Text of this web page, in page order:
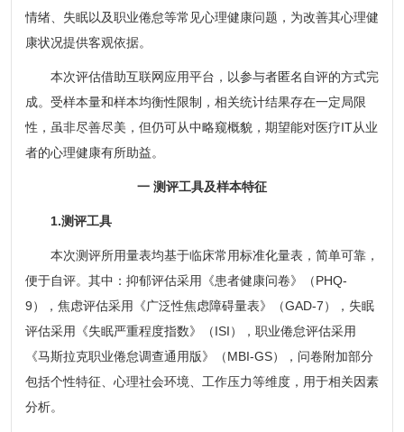
情绪、失眠以及职业倦怠等常见心理健康问题，为改善其心理健
康状况提供客观依据。
本次评估借助互联网应用平台，以参与者匿名自评的方式完
成。受样本量和样本均衡性限制，相关统计结果存在一定局限
性，虽非尽善尽美，但仍可从中略窥概貌，期望能对医疗IT从业
者的心理健康有所助益。
一 测评工具及样本特征
1.测评工具
本次测评所用量表均基于临床常用标准化量表，简单可靠，
便于自评。其中：抑郁评估采用《患者健康问卷》（PHQ-
9），焦虑评估采用《广泛性焦虑障碍量表》（GAD-7），失眠
评估采用《失眠严重程度指数》（ISI），职业倦怠评估采用
《马斯拉克职业倦怠调查通用版》（MBI-GS），问卷附加部分
包括个性特征、心理社会环境、工作压力等维度，用于相关因素
分析。